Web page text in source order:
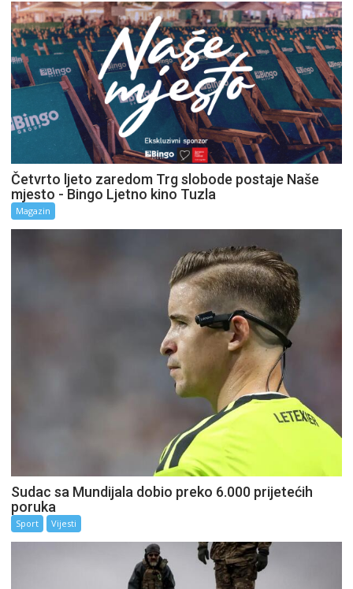
Četvrto ljeto zaredom Trg slobode postaje Naše
mjesto - Bingo Ljetno kino Tuzla
Magazin
Sudac sa Mundijala dobio preko 6.000 prijetećih
poruka
Sport Vijesti